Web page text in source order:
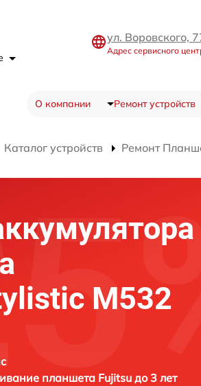
ул. Воровского,
Адрес сервисного
О компании Ремонт устройств
Каталог устройств Ремонт
M532
планшета Fujitsu до 3 лет